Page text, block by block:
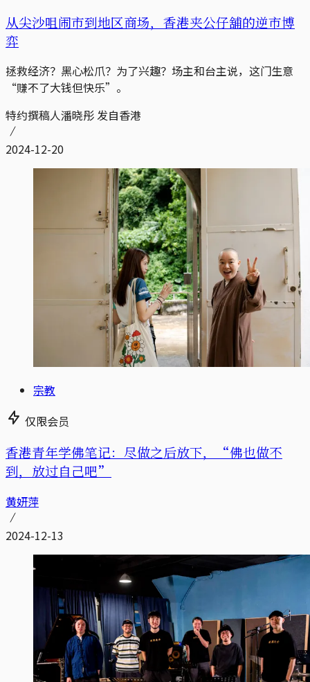
从尖沙咀闹市到地区商场，香港夹公仔舖的逆市博
弈
拯救经济？黑心松爪？为了兴趣？场主和台主说，这门生意
“赚不了大钱但快乐”。
特约撰稿人潘晓彤 发自香港
2024-12-20
宗教
仅限会员
香港青年学佛笔记：尽做之后放下，“佛也做不
到，放过自己吧”
黄妍萍
2024-12-13